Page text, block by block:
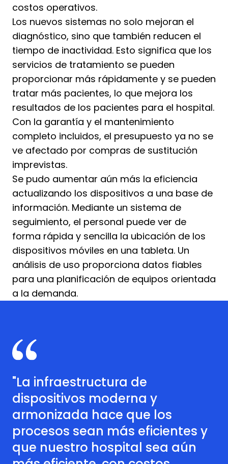
costos operativos.
Los nuevos sistemas no solo mejoran el
diagnóstico, sino que también reducen el
tiempo de inactividad. Esto significa que los
servicios de tratamiento se pueden
proporcionar más rápidamente y se pueden
tratar más pacientes, lo que mejora los
resultados de los pacientes para el hospital.
Con la garantía y el mantenimiento
completo incluidos, el presupuesto ya no se
ve afectado por compras de sustitución
imprevistas.
Se pudo aumentar aún más la eficiencia
actualizando los dispositivos a una base de
información. Mediante un sistema de
seguimiento, el personal puede ver de
forma rápida y sencilla la ubicación de los
dispositivos móviles en una tableta. Un
análisis de uso proporciona datos fiables
para una planificación de equipos orientada
a la demanda.
"La infraestructura de
dispositivos moderna y
armonizada hace que los
procesos sean más eficientes y
que nuestro hospital sea aún